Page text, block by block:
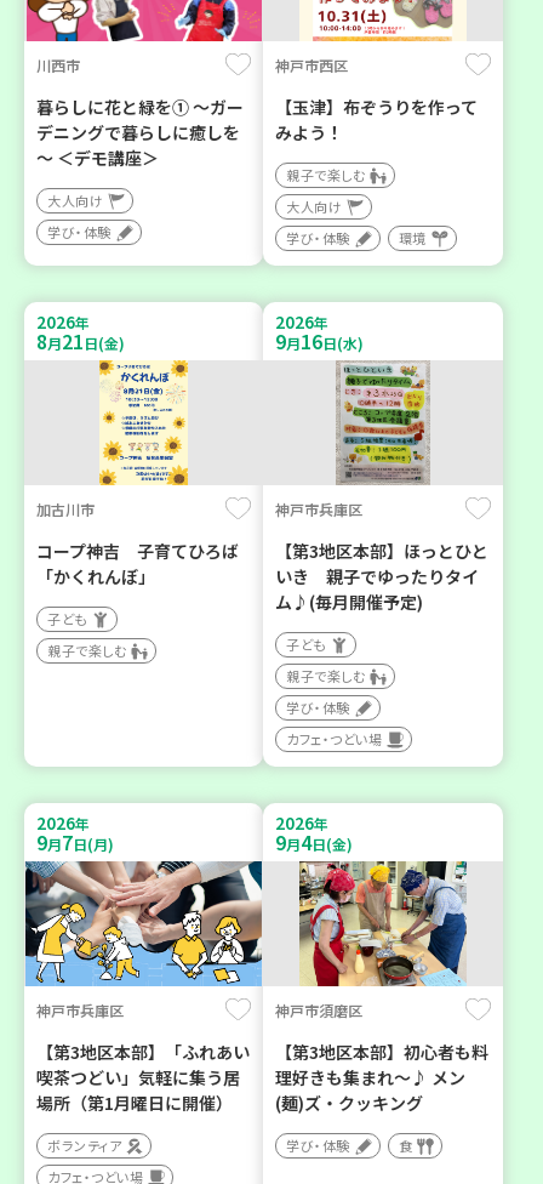
川西市
暮らしに花と緑を① ～ガー
デニングで暮らしに癒しを
～ ＜デモ講座＞
大人向け
学び・体験
神戸市西区
【玉津】布ぞうりを作って
みよう！
親子で楽しむ
大人向け
学び・体験
環境
2026年
8月21日(金)
加古川市
コープ神吉 子育てひろば
「かくれんぼ」
子ども
親子で楽しむ
2026年
9月16日(水)
神戸市兵庫区
【第3地区本部】ほっとひと
いき 親子でゆったりタイ
ム♪(毎月開催予定)
子ども
親子で楽しむ
学び・体験
カフェ・つどい場
2026年
9月7日(月)
神戸市兵庫区
【第3地区本部】「ふれあい
喫茶つどい」気軽に集う居
場所（第1月曜日に開催）
ボランティア
カフェ・つどい場
2026年
9月4日(金)
神戸市須磨区
【第3地区本部】初心者も料
理好きも集まれ～♪ メン
(麺)ズ・クッキング
学び・体験 食